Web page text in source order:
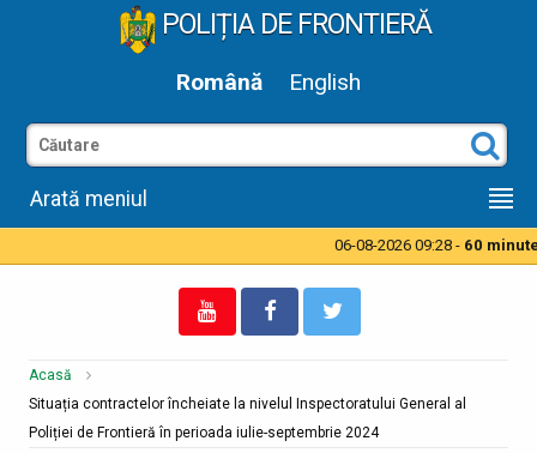
POLIȚIA DE FRONTIERĂ
Română English
Arată meniul
06-08-2026 09:28 - 60 minute
Acasă
Situația contractelor încheiate la nivelul Inspectoratului General al
Poliției de Frontieră în perioada iulie-septembrie 2024